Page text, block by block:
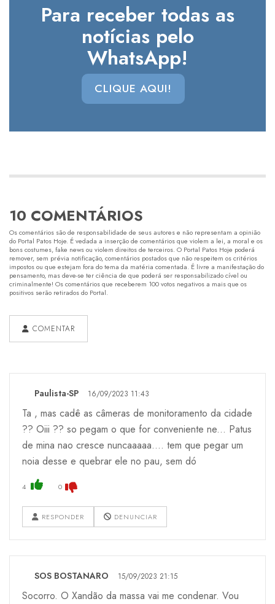
Para receber todas as
notícias pelo
WhatsApp!
CLIQUE AQUI!
10 COMENTÁRIOS
Os comentários são de responsabilidade de seus autores e não representam a opinião
do Portal Patos Hoje. É vedada a inserção de comentários que violem a lei, a moral e os
bons costumes, fake news ou violem direitos de terceiros. O Portal Patos Hoje poderá
remover, sem prévia notificação, comentários postados que não respeitem os critérios
impostos ou que estejam fora do tema da matéria comentada. É livre a manifestação do
pensamento, mas deve-se ter ciência de que poderá ser responsabilizado cível ou
criminalmente! Os comentários que receberem 100 votos negativos a mais que os
positivos serão retirados do Portal.
COMENTAR
Paulista-SP 16/09/2023 11:43
Ta , mas cadê as câmeras de monitoramento da cidade
?? Oiii ?? so pegam o que for conveniente ne... Patus
de mina nao cresce nuncaaaaa.... tem que pegar um
noia desse e quebrar ele no pau, sem dó
4 0
RESPONDER DENUNCIAR
SOS BOSTANARO 15/09/2023 21:15
Socorro. O Xandão da massa vai me condenar. Vou